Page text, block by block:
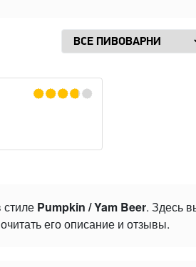
Pumpkin / Yam Beer. Здесь
его описание и отзывы.